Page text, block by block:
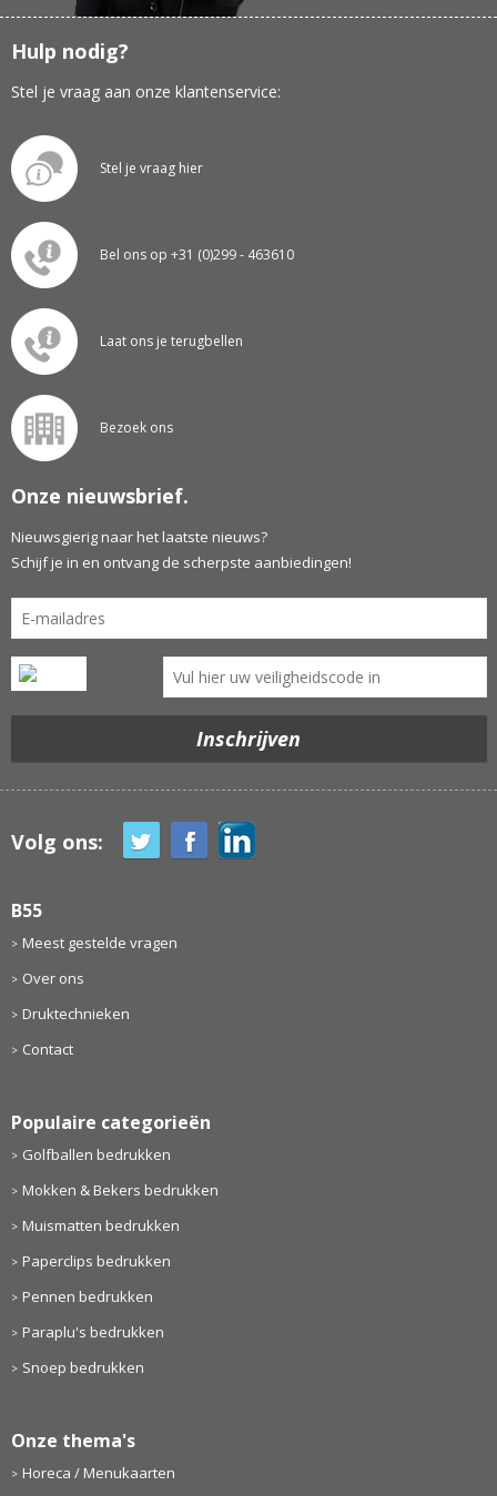
Hulp nodig?
Stel je vraag aan onze klantenservice:
Stel je vraag hier
Bel ons op +31 (0)299 - 463610
Laat ons je terugbellen
Bezoek ons
Onze nieuwsbrief.
Nieuwsgierig naar het laatste nieuws?
Schijf je in en ontvang de scherpste aanbiedingen!
Volg ons:
B55
Meest gestelde vragen
Over ons
Druktechnieken
Contact
Populaire categorieën
Golfballen bedrukken
Mokken & Bekers bedrukken
Muismatten bedrukken
Paperclips bedrukken
Pennen bedrukken
Paraplu's bedrukken
Snoep bedrukken
Onze thema's
Horeca / Menukaarten